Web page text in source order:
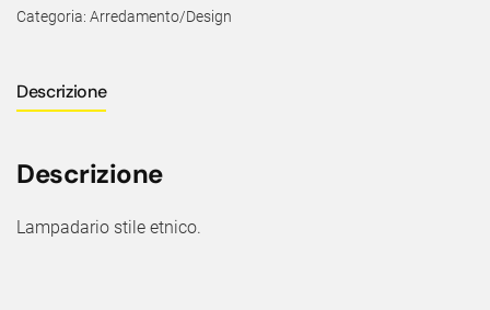
Categoria: Arredamento/Design
Descrizione
Descrizione
Lampadario stile etnico.